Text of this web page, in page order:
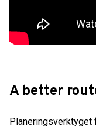
A better
Planeringsverktyget